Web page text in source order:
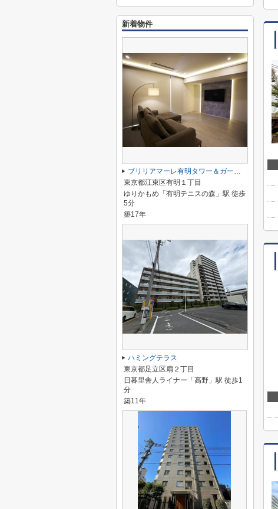
新着物件
ブリリアマーレ有明タワー＆ガーデン
東京都江東区有明１丁目
ゆりかもめ「有明テニスの森」駅 徒歩
5分
築17年
ハミングテラス
東京都足立区扇２丁目
日暮里舎人ライナー「高野」駅 徒歩1
分
築11年